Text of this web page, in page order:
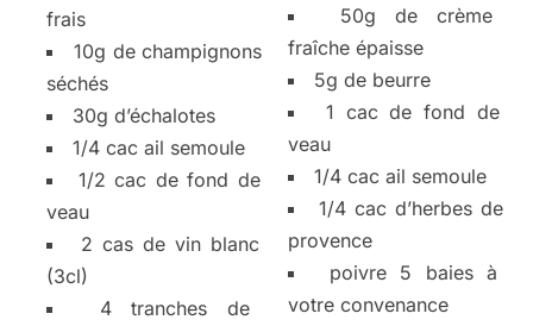
frais
10g de champignons
séchés
30g d’échalotes
1/4 cac ail semoule
1/2 cac de fond de
veau
2 cas de vin blanc
(3cl)
4 tranches de
50g de crème
fraîche épaisse
5g de beurre
1 cac de fond de
veau
1/4 cac ail semoule
1/4 cac d’herbes de
provence
poivre 5 baies à
votre convenance